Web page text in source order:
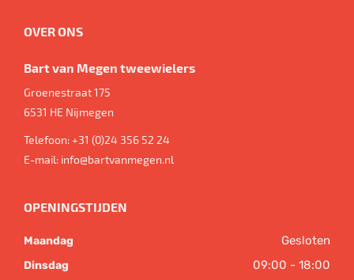
OVER ONS
Bart van Megen tweewielers
Groenestraat 175
6531 HE Nijmegen
Telefoon:+31 (0)24 356 52 24
E-mail: info@bartvanmegen.nl
OPENINGSTIJDEN
Maandag Gesloten
Dinsdag 09:00 - 18:00